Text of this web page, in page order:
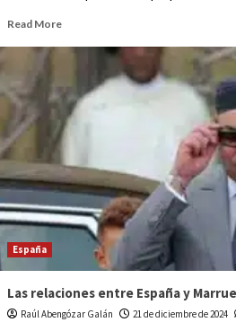
Read More
España
Las relaciones entre España y
Raúl Abengózar Galán 21 de diciembre de 2024